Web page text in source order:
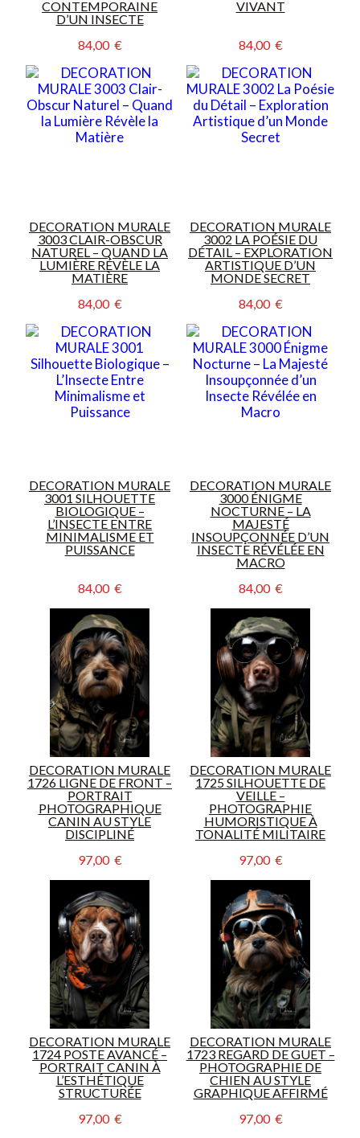
CONTEMPORAINE
D’UN INSECTE
84,00  €
VIVANT
84,00  €
DECORATION MURALE
3003 CLAIR-OBSCUR
NATUREL – QUAND LA
LUMIÈRE RÉVÈLE LA
MATIÈRE
84,00  €
DECORATION MURALE
3002 LA POÉSIE DU
DÉTAIL – EXPLORATION
ARTISTIQUE D’UN
MONDE SECRET
84,00  €
DECORATION MURALE
3001 SILHOUETTE
BIOLOGIQUE –
L’INSECTE ENTRE
MINIMALISME ET
PUISSANCE
84,00  €
DECORATION MURALE
3000 ÉNIGME
NOCTURNE – LA
MAJESTÉ
INSOUPÇONNÉE D’UN
INSECTE RÉVÉLÉE EN
MACRO
84,00  €
DECORATION MURALE
1726 LIGNE DE FRONT –
PORTRAIT
PHOTOGRAPHIQUE
CANIN AU STYLE
DISCIPLINÉ
97,00  €
DECORATION MURALE
1725 SILHOUETTE DE
VEILLE –
PHOTOGRAPHIE
HUMORISTIQUE À
TONALITÉ MILITAIRE
97,00  €
DECORATION MURALE
1724 POSTE AVANCÉ –
PORTRAIT CANIN À
L’ESTHÉTIQUE
STRUCTURÉE
97,00  €
DECORATION MURALE
1723 REGARD DE GUET –
PHOTOGRAPHIE DE
CHIEN AU STYLE
GRAPHIQUE AFFIRMÉ
97,00  €